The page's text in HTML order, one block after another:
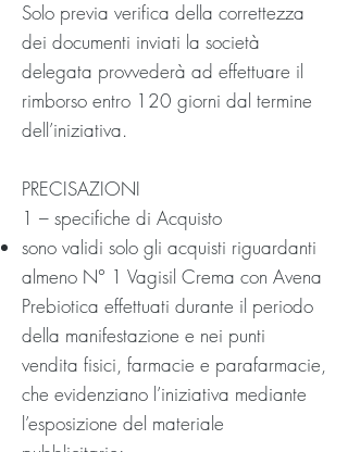
Solo previa verifica della correttezza
dei documenti inviati la società
delegata provvederà ad effettuare il
rimborso entro 120 giorni dal termine
dell’iniziativa.
PRECISAZIONI
1 – specifiche di Acquisto
sono validi solo gli acquisti riguardanti
almeno N° 1 Vagisil Crema con Avena
Prebiotica effettuati durante il periodo
della manifestazione e nei punti
vendita fisici, farmacie e parafarmacie,
che evidenziano l’iniziativa mediante
l’esposizione del materiale